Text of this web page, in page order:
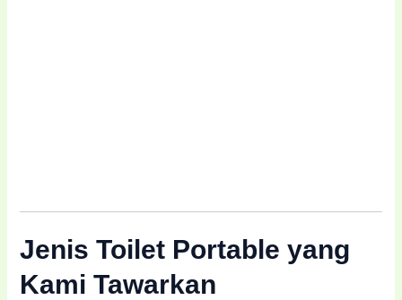
Jenis Toilet Portable yang
Kami Tawarkan